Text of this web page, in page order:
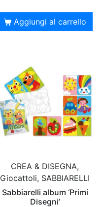
Aggiungi al carrello
CREA & DISEGNA,
Giocattoli, SABBIARELLI
Sabbiarelli album ‘Primi
Disegni’